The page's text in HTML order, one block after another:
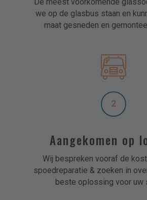
we op de glasbus staan en
maat gesneden en
2
Aangekomen op
Wij bespreken vooraf de
spoedreparatie & zoeken in
beste oplossing voor uw